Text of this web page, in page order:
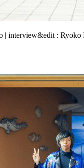
| interview&edit : Ryoko